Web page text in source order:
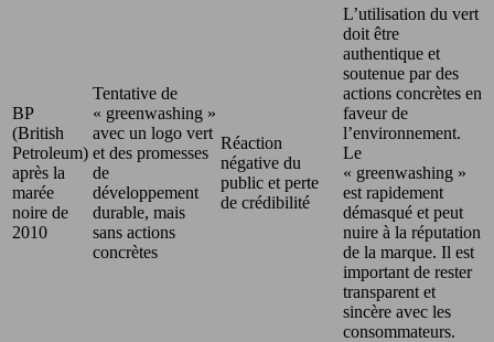
BP
(British
Petroleum)
après la
marée
noire de
2010
Tentative de
« greenwashing »
avec un logo vert
et des promesses
de
développement
durable, mais
sans actions
concrètes
Réaction
négative du
public et perte
de crédibilité
L’utilisation du vert
doit être
authentique et
soutenue par des
actions concrètes en
faveur de
l’environnement.
Le
« greenwashing »
est rapidement
démasqué et peut
nuire à la réputation
de la marque. Il est
important de rester
transparent et
sincère avec les
consommateurs.